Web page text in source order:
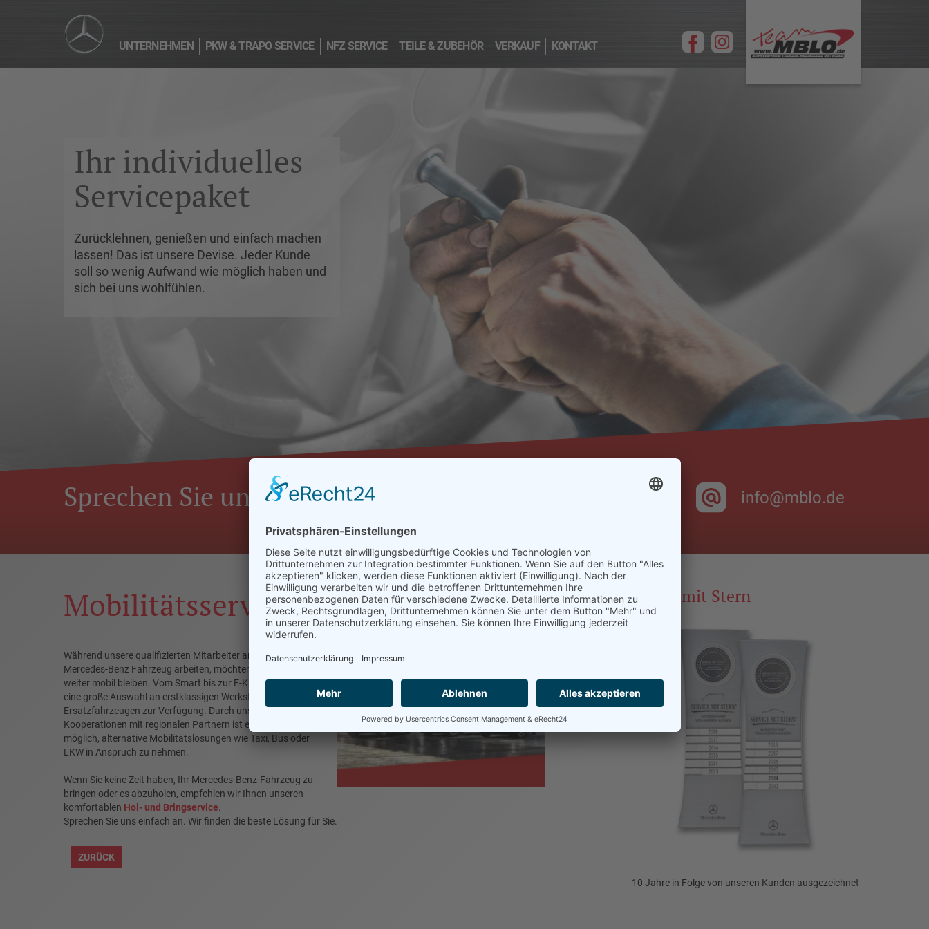
UNTERNEHMEN PKW & TRAPO SERVICE NFZ SERVICE TEILE & ZUBEHÖR VERKAUF KONTAKT
Ihr individuelles
Servicepaket
Zurücklehnen, genießen und einfach machen
lassen! Das ist unsere Devise. Jeder Kunde
soll so wenig Aufwand wie möglich haben und
sich bei uns wohlfühlen.
Sprechen Sie uns an! info@mblo.de
Mobilitätsservice
Während unsere qualifizierten Mitarbeiter an Ihrem
Mercedes-Benz Fahrzeug arbeiten, möchten Sie sicherlich
weiter mobil bleiben. Vom Smart bis zur E-Klasse steht Ihnen
eine große Auswahl an erstklassigen Werkstatt- und
Ersatzfahrzeugen zur Verfügung. Durch unsere
Kooperationen mit regionalen Partnern ist es Ihnen auch
möglich, alternative Mobilitätslösungen wie Taxi, Bus oder
LKW in Anspruch zu nehmen.
Wenn Sie keine Zeit haben, Ihr Mercedes-Benz-Fahrzeug zu
bringen oder es abzuholen, empfehlen wir Ihnen unseren
komfortablen Hol- und Bringservice.
Sprechen Sie uns einfach an. Wir finden die beste Lösung für Sie.
ZURÜCK
Service mit Stern
10 Jahre in Folge von unseren Kunden ausgezeichnet